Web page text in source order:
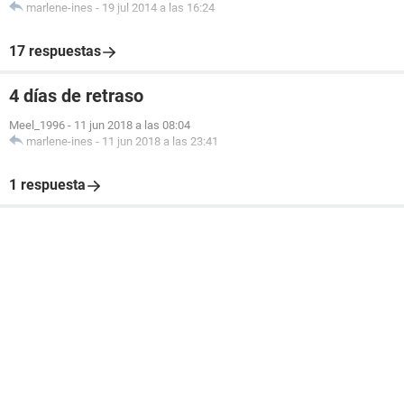
marlene-ines - 19 jul 2014 a las 16:24
17 respuestas
4 días de retraso
Meel_1996 - 11 jun 2018 a las 08:04
marlene-ines - 11 jun 2018 a las 23:41
1 respuesta